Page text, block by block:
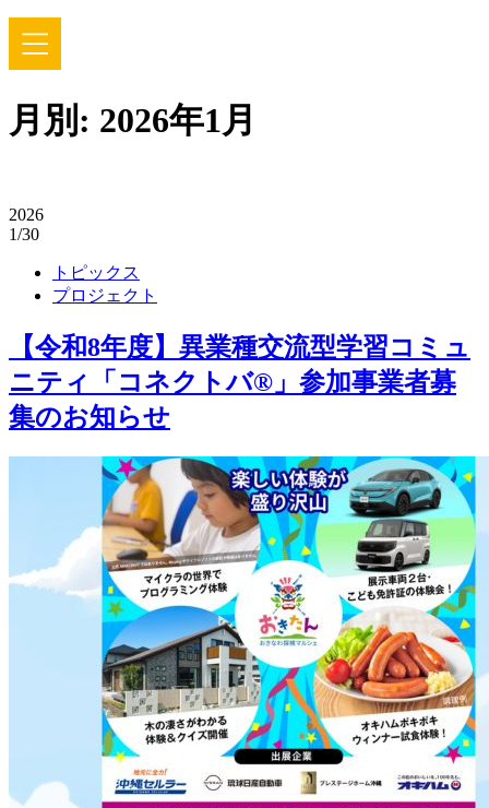
月別: 2026年1月
2026
1/30
トピックス
プロジェクト
【令和8年度】異業種交流型学習コミュ
ニティ「コネクトバ®」参加事業者募
集のお知らせ